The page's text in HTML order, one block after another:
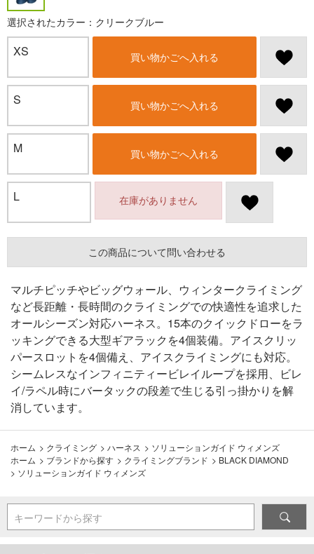
選択されたカラー：クリークブルー
XS 買い物かごへ入れる
S 買い物かごへ入れる
M 買い物かごへ入れる
L 在庫がありません
この商品について問い合わせる
マルチピッチやビッグウォール、ウィンタークライミング
など長距離・長時間のクライミングでの快適性を追求した
オールシーズン対応ハーネス。15本のクイックドローをラ
ッキングできる大型ギアラックを4個装備。アイスクリッ
パースロットを4個備え、アイスクライミングにも対応。
シームレスなインフィニティービレイループを採用、ビレ
イ/ラペル時にバータックの段差で生じる引っ掛かりを解
消しています。
ホーム > クライミング > ハーネス > ソリューションガイド ウィメンズ
ホーム > ブランドから探す > クライミングブランド > BLACK DIAMOND
> ソリューションガイド ウィメンズ
キーワードから探す